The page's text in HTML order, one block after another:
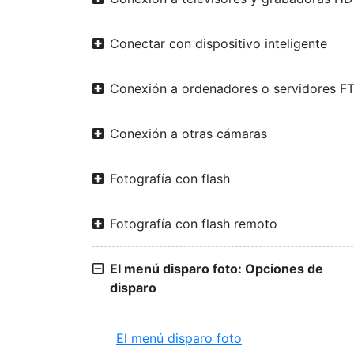
Conectar con dispositivo inteligente
Conexión a ordenadores o servidores
Conexión a otras cámaras
Fotografía con flash
Fotografía con flash remoto
El menú disparo foto: Opciones de
disparo
El menú disparo foto